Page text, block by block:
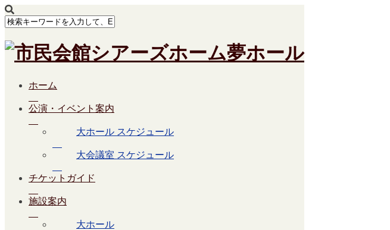
ホーム
公演・イベント案内
大ホール スケジュール
大会議室 スケジュール
チケットガイド
施設案内
大ホール
Calendar
大ホール
アジェンダ
6月 – 7月 2025
すべて閉じるすべて開く